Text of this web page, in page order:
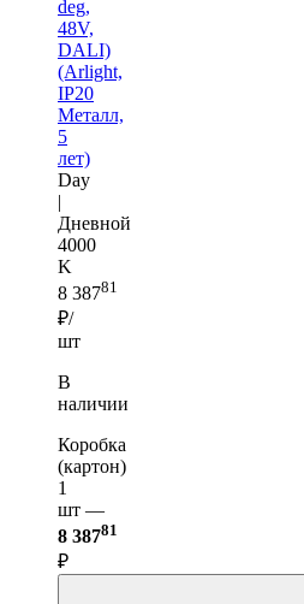
deg,
48V,
DALI)
(Arlight,
IP20
Металл,
5
лет)
Day
|
Дневной
4000
K
8 38781
₽/
шт
В
наличии
Коробка
(картон)
1
шт —
8 38781
₽